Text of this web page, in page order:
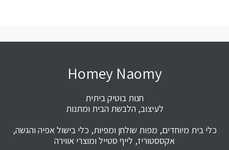
Homey Naomy
חנות בוטיק ביתית
לעיצוב, הלבשת הבית ומתנות
כלי בית מיוחדים, מפות שולחן ומפיות, כלי בישול אפיה והגשה,
אקססטוריז, לייף סטייל ומוצרי אווירה